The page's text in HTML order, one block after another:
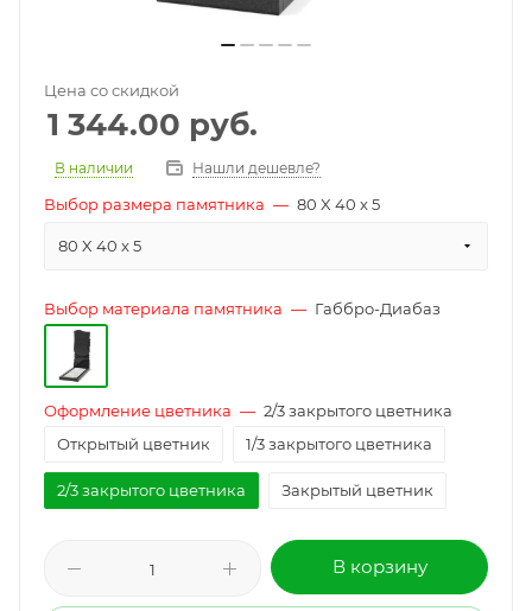
Цена со скидкой
1 344.00 руб.
В наличии Нашли дешевле?
Выбор размера памятника — 80 X 40 x 5
80 X 40 x 5
Выбор материала памятника — Габбро-Диабаз
Оформление цветника — 2/3 закрытого цветника
Открытый цветник
1/3 закрытого цветника
2/3 закрытого цветника Закрытый цветник
В корзину